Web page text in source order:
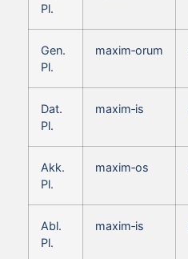
Pl.
Gen.
Pl.
maxim‑orum
Dat.
Pl.
maxim‑is
Akk.
Pl.
maxim‑os
Abl.
Pl.
maxim‑is